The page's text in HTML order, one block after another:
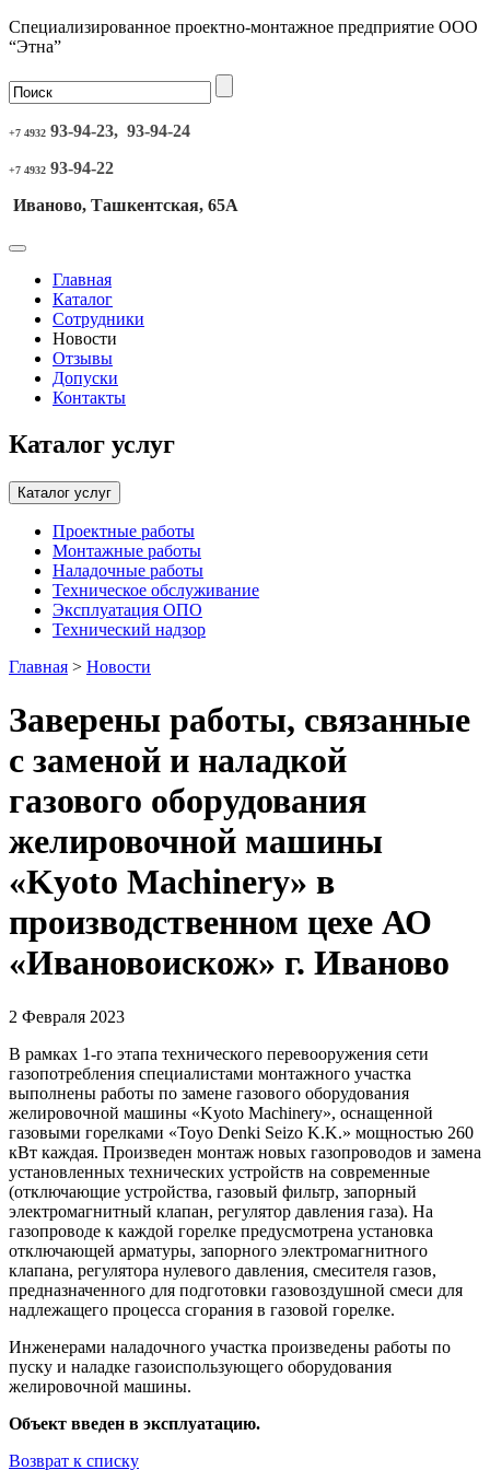
Специализированное проектно-монтажное предприятие ООО
“Этна”
+7 4932 93-94-23, 93-94-24
+7 4932 93-94-22
Иваново, Ташкентская, 65А
Главная
Каталог
Сотрудники
Новости
Отзывы
Допуски
Контакты
Каталог услуг
Каталог услуг
Проектные работы
Монтажные работы
Наладочные работы
Техническое обслуживание
Эксплуатация ОПО
Технический надзор
Главная > Новости
Заверены работы, связанные
с заменой и наладкой
газового оборудования
желировочной машины
«Kyoto Machinery» в
производственном цехе АО
«Ивановоискож» г. Иваново
2 Февраля 2023
В рамках 1-го этапа технического перевооружения сети
газопотребления специалистами монтажного участка
выполнены работы по замене газового оборудования
желировочной машины «Kyoto Machinery», оснащенной
газовыми горелками «Toyo Denki Seizo K.K.» мощностью 260
кВт каждая. Произведен монтаж новых газопроводов и замена
установленных технических устройств на современные
(отключающие устройства, газовый фильтр, запорный
электромагнитный клапан, регулятор давления газа). На
газопроводе к каждой горелке предусмотрена установка
отключающей арматуры, запорного электромагнитного
клапана, регулятора нулевого давления, смесителя газов,
предназначенного для подготовки газовоздушной смеси для
надлежащего процесса сгорания в газовой горелке.
Инженерами наладочного участка произведены работы по
пуску и наладке газоиспользующего оборудования
желировочной машины.
Объект введен в эксплуатацию.
Возврат к списку